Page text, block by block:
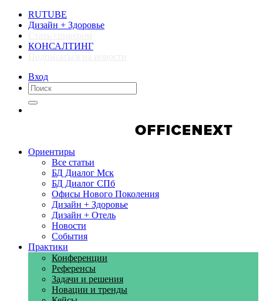
RUTUBE
Дизайн + Здоровье
КОНСАЛТИНГ
Вход
Ориентиры
Все статьи
БД Диалог Мск
БД Диалог СПб
Офисы Нового Поколения
Дизайн + Здоровье
Дизайн + Отель
Новости
События
Практики
Конференции
Референсы
Задачи и решения
Новации и тренды